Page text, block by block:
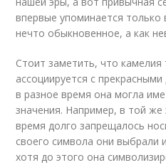
впервые упоминается только
нечто обыкновенное, а как
Стоит заметить, что камелия
ассоциируется с
в разное время она могла
значения. Например, в той
время долго запрещалось
своего символа они выбрали
хотя до этого она